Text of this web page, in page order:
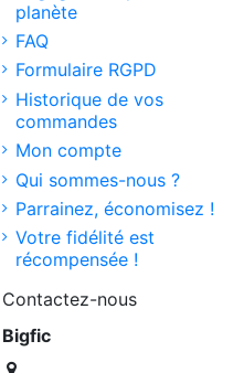
planète
FAQ
Formulaire RGPD
Historique de vos
commandes
Mon compte
Qui sommes-nous ?
Parrainez, économisez !
Votre fidélité est
récompensée !
Contactez-nous
Bigfic